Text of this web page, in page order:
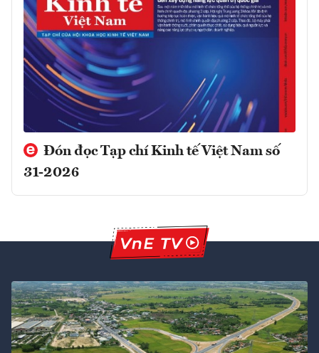
Đón đọc Tạp chí Kinh tế Việt Nam số
31-2026